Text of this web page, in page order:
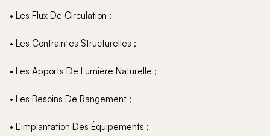
• Les Flux De Circulation ;
• Les Contraintes Structurelles ;
• Les Apports De Lumière Naturelle ;
• Les Besoins De Rangement ;
• L'implantation Des Équipements ;